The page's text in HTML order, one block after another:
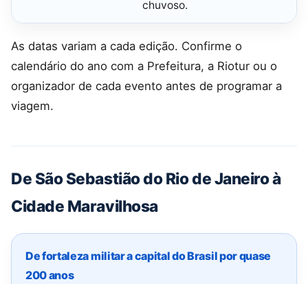
chuvoso.
As datas variam a cada edição. Confirme o
calendário do ano com a Prefeitura, a Riotur ou o
organizador de cada evento antes de programar a
viagem.
De São Sebastião do Rio de Janeiro à
Cidade Maravilhosa
De fortaleza militar a capital do Brasil por quase
200 anos